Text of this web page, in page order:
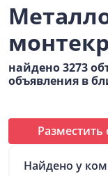
найдено 3273
объявления в
Найдено у